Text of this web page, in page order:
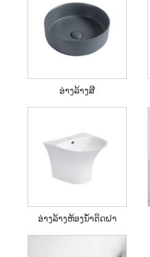
ອ່າງລ້າງສີ
ອ່າງລ້າງຫ້ອງນ້ຳຕິດຝາ